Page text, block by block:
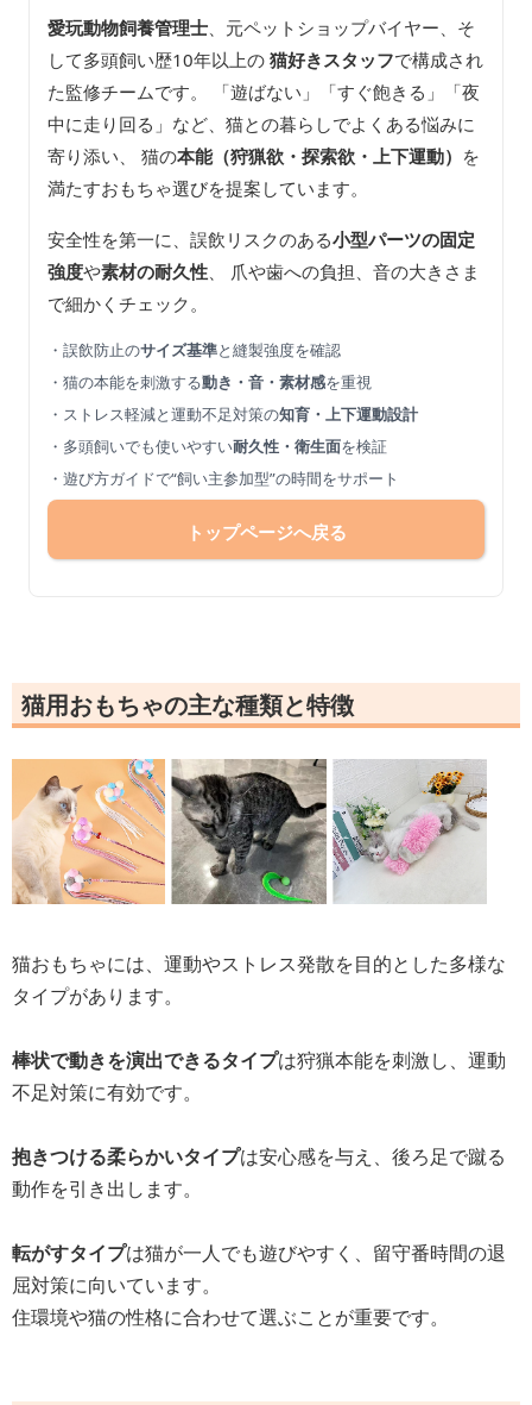
愛玩動物飼養管理士 、元ペットショップバイヤー、そ
して多頭飼い歴10年以上の 猫好きスタッフで構成され
た監修チームです。 「遊ばない」「すぐ飽きる」「夜
中に走り回る」など、猫との暮らしでよくある悩みに
寄り添い、 猫の本能（狩猟欲・探索欲・上下運動） を
満たすおもちゃ選びを提案しています。
安全性を第一に、誤飲リスクのある小型パーツの固定
強度や素材の耐久性 、 爪や歯への負担、音の大きさま
で細かくチェック。
・誤飲防止のサイズ基準と縫製強度を確認
・猫の本能を刺激する動き・音・素材感を重視
・ストレス軽減と運動不足対策の知育・上下運動設計
・多頭飼いでも使いやすい耐久性・衛生面を検証
・遊び方ガイドで“飼い主参加型”の時間をサポート
トップページへ戻る
猫用おもちゃの主な種類と特徴
猫おもちゃには、運動やストレス発散を目的とした多様な
タイプがあります。
棒状で動きを演出できるタイプは狩猟本能を刺激し、運動
不足対策に有効です。
抱きつける柔らかいタイプは安心感を与え、後ろ足で蹴る
動作を引き出します。
転がすタイプは猫が一人でも遊びやすく、留守番時間の退
屈対策に向いています。
住環境や猫の性格に合わせて選ぶことが重要です。